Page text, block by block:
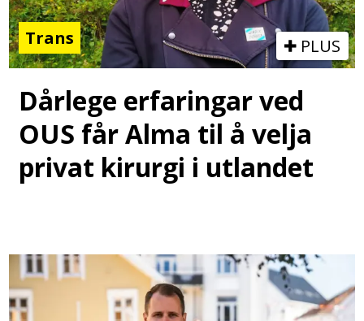
Trans PLUS
Dårlege erfaringar ved
OUS får Alma til å velja
privat kirurgi i utlandet